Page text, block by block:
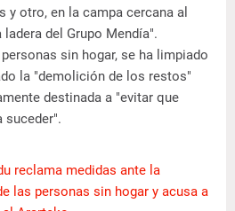
y otro, en la campa cercana al
del Grupo Mendía".
sin hogar, se ha limpiado
la "demolición de los restos"
destinada a "evitar que
suceder".
reclama medidas ante la
las personas sin hogar y acusa a